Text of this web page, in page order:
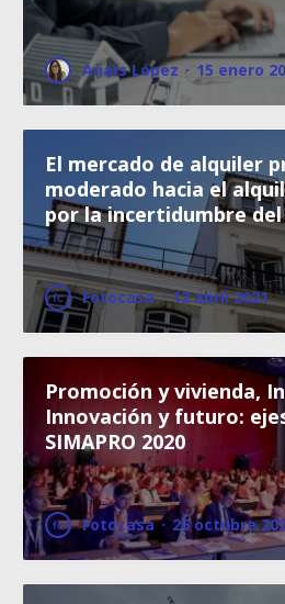
Anaïs López · 15 enero
El mercado de alquiler
moderado hacia el
por la incertidumbre
Fotocasa · 12 abril 2021
Promoción y vivienda,
Innovación y futuro:
SIMAPRO 2020
Fotocasa · 26 octubre